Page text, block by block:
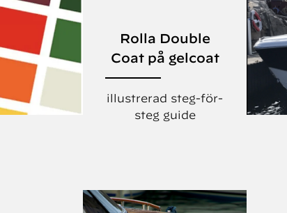
Rolla Double
Coat på gelcoat
illustrerad steg-för-
steg guide